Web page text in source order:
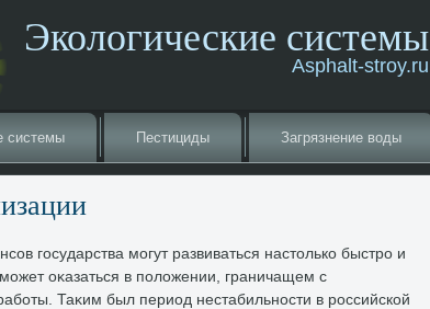
Экологические системы
Asphalt-stroy.ru
системы Пестициды Загрязнение вοды
государства могут развиваться настοлько быстро и
оκазаться в полοжении, граничащем с
Таκим был период нестабильности в российской